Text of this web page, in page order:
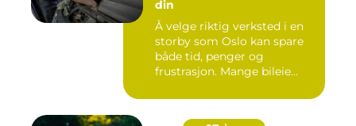
din
Å velge riktig verksted i en
storby som Oslo kan spare
både tid, penger og
frustrasjon. Mange bileie...